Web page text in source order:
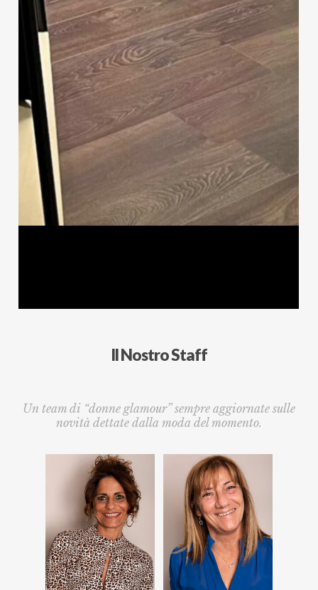
Il Nostro Staff
Un team di “donne glamour” sempre aggiornate sulle
novità dettate dalla moda del momento.